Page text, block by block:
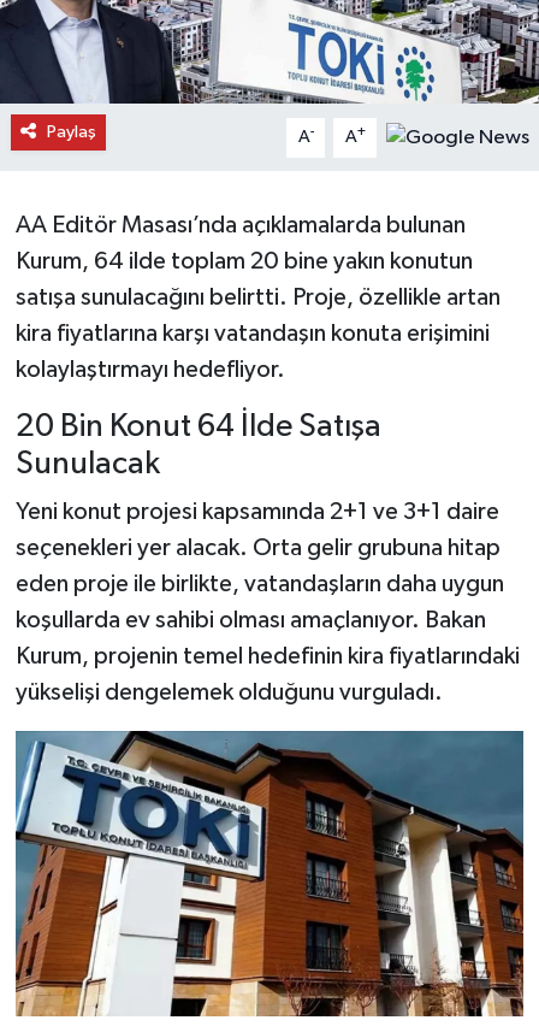
Paylaş A- A+
AA Editör Masası’nda açıklamalarda bulunan
Kurum, 64 ilde toplam 20 bine yakın konutun
satışa sunulacağını belirtti. Proje, özellikle artan
kira fiyatlarına karşı vatandaşın konuta erişimini
kolaylaştırmayı hedefliyor.
20 Bin Konut 64 İlde Satışa
Sunulacak
Yeni konut projesi kapsamında 2+1 ve 3+1 daire
seçenekleri yer alacak. Orta gelir grubuna hitap
eden proje ile birlikte, vatandaşların daha uygun
koşullarda ev sahibi olması amaçlanıyor. Bakan
Kurum, projenin temel hedefinin kira fiyatlarındaki
yükselişi dengelemek olduğunu vurguladı.
Hanönü Haberleri
İhsangazi Haberleri
Küre Haberleri
Merkez Haberleri
Pınarbaşı Haberleri
Şenpazar Haberleri
Seydiler Haberleri
Taşköprü Haberleri
Tosya Haberleri
Karadeniz Haberleri
Teknoloji Haberleri
Siyaset Haberleri
Dünya Haberleri
Yerel Haberler
Haber Arşivi